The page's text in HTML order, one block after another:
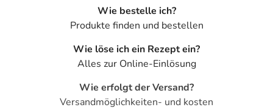
Bemerken Sie eine Befindlichkeitsstörung oder
Veränderung während der Behandlung, wenden Sie sich
Für die Information an dieser Stelle werden vor allem
Nebenwirkungen berücksichtigt, die bei mindestens
einem von 1.000 behandelten Patienten auftreten.
Wie bestelle ich?
Produkte finden und bestellen
Wie löse ich ein Rezept ein?
Alles zur Online-Einlösung
Wie erfolgt der Versand?
Versandmöglichkeiten- und kosten